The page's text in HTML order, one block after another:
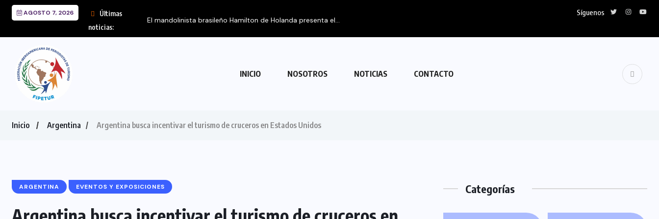
AGOSTO 7, 2026
Últimas
noticias:
El mandolinista brasileño Hamilton de Holanda presenta el...
Síguenos
INICIO NOSOTROS NOTICIAS CONTACTO
Inicio Argentina Argentina busca incentivar el turismo de cruceros en Estados Unidos
ARGENTINA EVENTOS Y EXPOSICIONES Categorías